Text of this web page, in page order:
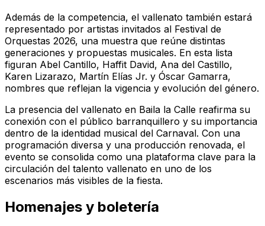
Además de la competencia, el vallenato también estará
representado por artistas invitados al Festival de
Orquestas 2026, una muestra que reúne distintas
generaciones y propuestas musicales. En esta lista
figuran Abel Cantillo, Haffit David, Ana del Castillo,
Karen Lizarazo, Martín Elías Jr. y Óscar Gamarra,
nombres que reflejan la vigencia y evolución del género.
La presencia del vallenato en Baila la Calle reafirma su
conexión con el público barranquillero y su importancia
dentro de la identidad musical del Carnaval. Con una
programación diversa y una producción renovada, el
evento se consolida como una plataforma clave para la
circulación del talento vallenato en uno de los
escenarios más visibles de la fiesta.
Homenajes y boletería